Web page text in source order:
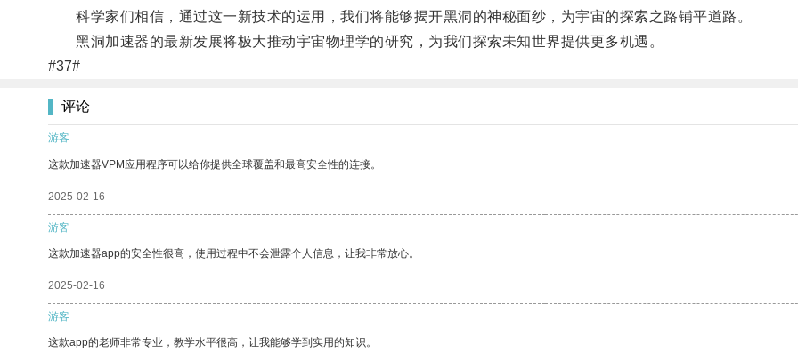
科学家们相信，通过这一新技术的运用，我们将能够揭开黑洞的神秘面纱，为宇宙的探索之路铺平道路。
黑洞加速器的最新发展将极大推动宇宙物理学的研究，为我们探索未知世界提供更多机遇。
#37#
评论
游客
这款加速器VPM应用程序可以给你提供全球覆盖和最高安全性的连接。
2025-02-16
游客
这款加速器app的安全性很高，使用过程中不会泄露个人信息，让我非常放心。
2025-02-16
游客
这款app的老师非常专业，教学水平很高，让我能够学到实用的知识。